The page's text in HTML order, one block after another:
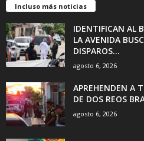
Incluso más noticias
IDENTIFICAN AL
LA AVENIDA
DISPAROS...
agosto 6, 2026
APREHENDEN A
DE DOS REOS
agosto 6, 2026